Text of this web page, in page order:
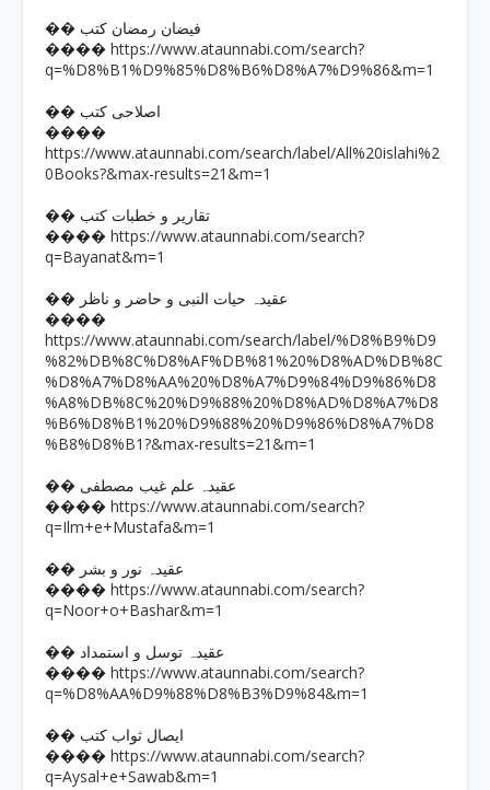
�� فیضان رمضان کتب
���� https://www.ataunnabi.com/search?
q=%D8%B1%D9%85%D8%B6%D8%A7%D9%86&m=1
�� اصلاحی کتب
����
https://www.ataunnabi.com/search/label/All%20islahi%2
0Books?&max-results=21&m=1
�� تقاریر و خطبات کتب
���� https://www.ataunnabi.com/search?
q=Bayanat&m=1
�� عقیدہ حیات النبی و حاضر و ناظر
����
https://www.ataunnabi.com/search/label/%D8%B9%D9
%82%DB%8C%D8%AF%DB%81%20%D8%AD%DB%8C
%D8%A7%D8%AA%20%D8%A7%D9%84%D9%86%D8
%A8%DB%8C%20%D9%88%20%D8%AD%D8%A7%D8
%B6%D8%B1%20%D9%88%20%D9%86%D8%A7%D8
%B8%D8%B1?&max-results=21&m=1
�� عقیدہ علم غیب مصطفی
���� https://www.ataunnabi.com/search?
q=Ilm+e+Mustafa&m=1
�� عقیدہ نور و بشر
���� https://www.ataunnabi.com/search?
q=Noor+o+Bashar&m=1
�� عقیدہ توسل و استمداد
���� https://www.ataunnabi.com/search?
q=%D8%AA%D9%88%D8%B3%D9%84&m=1
�� ایصال ثواب کتب
���� https://www.ataunnabi.com/search?
q=Aysal+e+Sawab&m=1